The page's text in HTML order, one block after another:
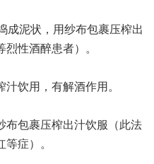
成泥状，用纱布包裹压榨出
性酒醉患者）。
饮用，有解酒作用。
布包裹压榨出汁饮服（此法
症）。